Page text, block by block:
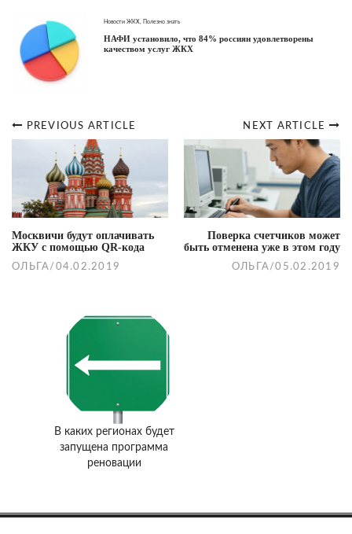
Новости ЖКХ Полезно знать
НАФИ установило, что 84% россиян удовлетворены
качеством услуг ЖКХ
Post
navigation
NEXT ARTICLE
Поверка счетчиков может
быть отменена уже в этом году
ОЛЬГА /05.02.2019
PREVIOUS ARTICLE
Москвичи будут оплачивать
ЖКУ с помощью QR-кода
ОЛЬГА / 04.02.2019
В каких регионах будет
запущена программа
реновации